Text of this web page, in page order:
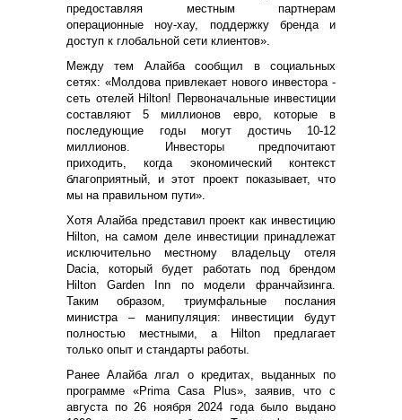
предоставляя местным партнерам
операционные ноу-хау, поддержку бренда и
доступ к глобальной сети клиентов».
Между тем Алайба сообщил в социальных
сетях: «Молдова привлекает нового инвестора -
сеть отелей Hilton! Первоначальные инвестиции
составляют 5 миллионов евро, которые в
последующие годы могут достичь 10-12
миллионов. Инвесторы предпочитают
приходить, когда экономический контекст
благоприятный, и этот проект показывает, что
мы на правильном пути».
Хотя Алайба представил проект как инвестицию
Hilton, на самом деле инвестиции принадлежат
исключительно местному владельцу отеля
Dacia, который будет работать под брендом
Hilton Garden Inn по модели франчайзинга.
Таким образом, триумфальные послания
министра – манипуляция: инвестиции будут
полностью местными, а Hilton предлагает
только опыт и стандарты работы.
Ранее Алайба лгал о кредитах, выданных по
программе «Prima Casa Plus», заявив, что с
августа по 26 ноября 2024 года было выдано